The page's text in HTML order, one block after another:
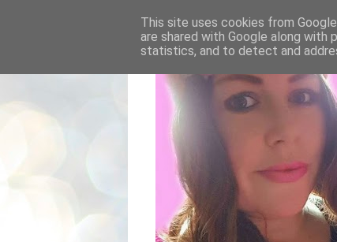
This site uses cookies from
are shared with Google along
statistics, and to detect and